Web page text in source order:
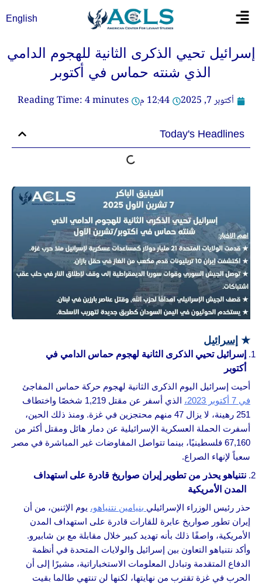
Flyout
English
إسرائيل تحيي الذكرى الثانية للهجوم الدامي
الذي شنته حماس في أكتوبر
أكتوبر 7, 2025
12:44 م Reading Time:4minutes
Today's Headlines
★ إسرائيل
إسرائيل تحيي الذكرى الثانية لهجوم حماس الدامي في
أكتوبر
أحيت إسرائيل اليوم الذكرى الثانية لهجوم حركة حماس المفاجئ
في 7 أكتوبر 2023،
الذي أسفر عن مقتل 1,219 شخصًا واختطاف
251 رهينة، لا يزال 47 منهم محتجزين في غزة. ومنذ ذلك الحين،
أسفرت الحملة العسكرية الإسرائيلية عن دمار هائل ومقتل أكثر من
67,160 فلسطينيًا، بينما تتواصل المفاوضات غير المباشرة في مصر
سعياً لإنهاء الصراع.
نتنياهو يحذر من تطوير إيران صواريخ قادرة على استهداف
المدن الأمريكية
حذر رئيس الوزراء الإسرائيلي بنيامين نتنياهو، يوم الإثنين، من أن
إيران تطور صواريخ عابرة للقارات قادرة على استهداف المدن
الأمريكية، واصفًا ذلك بأنه تهديد كبير خلال مقابلة مع بن شابيرو.
وأكد نتنياهو التعاون بين إسرائيل والولايات المتحدة في أنظمة
الدفاع المتقدمة وتبادل المعلومات الاستخباراتية، مشيرًا إلى أن
الحرب في غزة تقترب من نهايتها، لكنها لن تنتهي طالما بقيت